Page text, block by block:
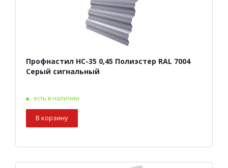
Профнастил НС-35 0,45 Полиэстер RAL 7004
Серый сигнальный
есть в наличии
В корзину